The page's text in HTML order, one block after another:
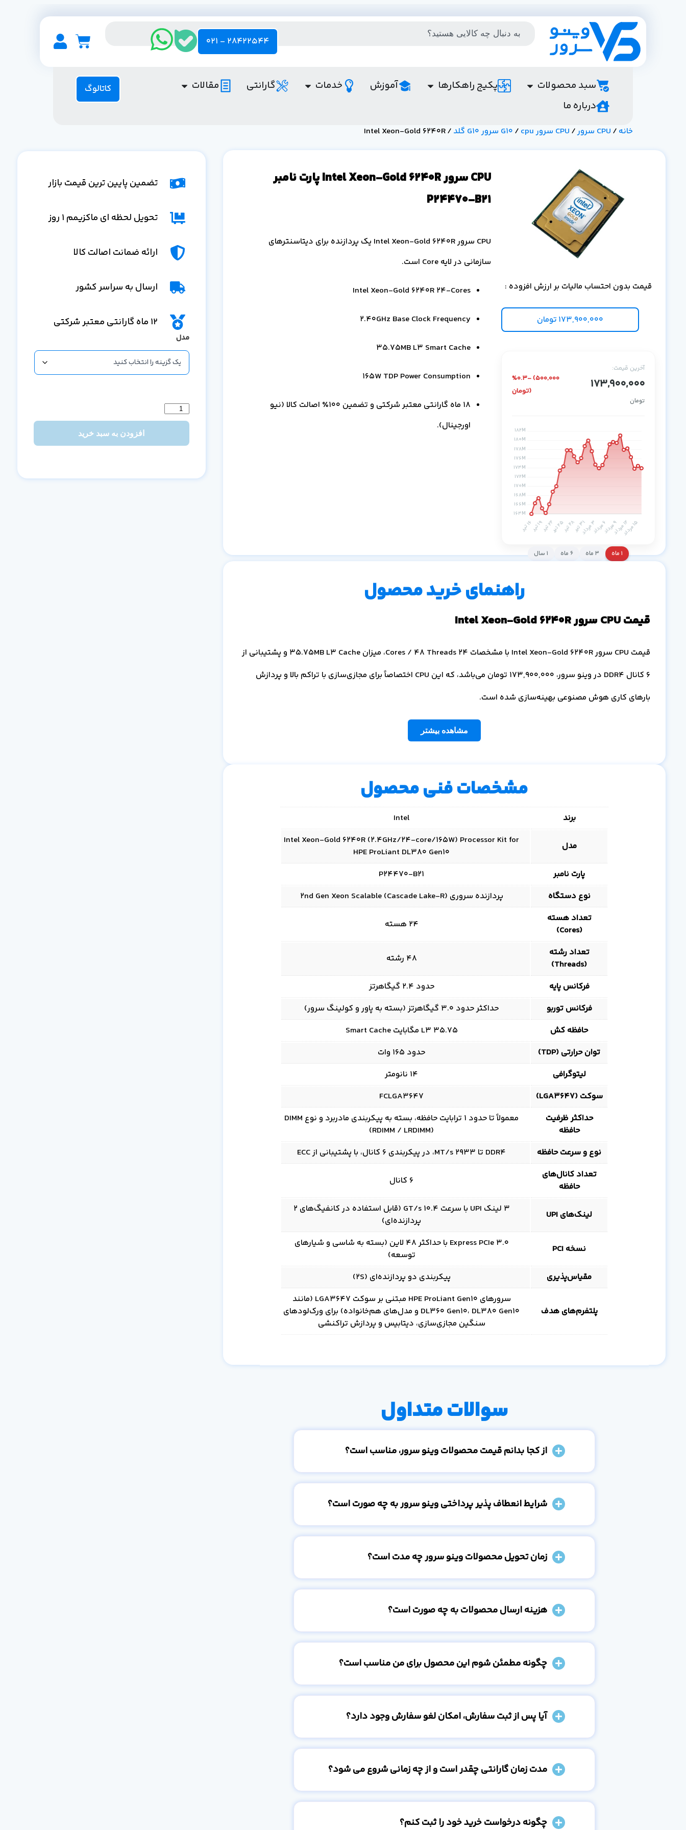
28422544 - 021
سبد محصولات پکیج راهکارها آموزش خدمات گارانتی
مقالات
درباره ما
کاتالوگ
خانه / CPU سرور / CPU سرور G10 / cpu سرور G10 گلد / Intel Xeon-Gold 6240R
قیمت بدون احتساب مالیات بر ارزش افزوده :
173,900,000 تومان
آخرین قیمت:
173,900,000
تومان
%0.3- (500,000
تومان)
۱ ماه ۳ ماه ۶ ماه ۱ سال
CPU سرور Intel Xeon-Gold 6240R پارت نامبر
P24470-B21
CPU سرور Intel Xeon-Gold 6240R یک پردازنده برای دیتاسنترهای
سازمانی در لایه Core است.
Intel Xeon-Gold 6240R 24-Cores
2.40GHz Base Clock Frequency
35.75MB L3 Smart Cache
165W TDP Power Consumption
18 ماه گارانتی معتبر شرکتی و تضمین ۱۰۰٪ اصالت کالا (نیو
اورجینال).
راهنمای خرید محصول
قیمت CPU سرور Intel Xeon-Gold 6240R
قیمت CPU سرور Intel Xeon-Gold 6240R با مشخصات 24 Cores / 48 Threads، میزان 35.75MB L3 Cache و پشتیبانی از
6 کانال DDR4 در وینو سرور،
173,900,000
تومان می‌باشد، که این CPU اختصاصاً برای مجازی‌سازی با تراکم بالا و پردازش
بارهای کاری هوش مصنوعی بهینه‌سازی شده است.
مشاهده بیشتر
مشخصات فنی محصول
برند Intel
مدل
Intel Xeon-Gold 6240R (2.4GHz/24-core/165W) Processor Kit for
HPE ProLiant DL380 Gen10
پارت نامبر
P24470-B21
نوع دستگاه
پردازنده سروری 2nd Gen Xeon Scalable (Cascade Lake-R)
تعداد هسته
(Cores)
24 هسته
تعداد رشته
(Threads)
48 رشته
فرکانس پایه
حدود 2.4 گیگاهرتز
فرکانس توربو
حداکثر حدود 3.0 گیگاهرتز (بسته به پاور و کولینگ سرور)
حافظه کش
L3 35.75 مگابایت Smart Cache
توان حرارتی (TDP)
حدود 165 وات
لیتوگرافی
14 نانومتر
سوکت (LGA3647)
FCLGA3647
حداکثر ظرفیت
حافظه
معمولاً تا حدود 1 ترابایت حافظه، بسته به پیکربندی مادربرد و نوع DIMM
(RDIMM / LRDIMM)
نوع و سرعت حافظه
DDR4 تا 2933 MT/s، در پیکربندی 6 کانال، با پشتیبانی از ECC
تعداد کانال‌های
حافظه
6 کانال
لینک‌های UPI
3 لینک UPI با سرعت 10.4 GT/s (قابل استفاده در کانفیگ‌های 2
پردازنده‌ای)
نسخه PCI
Express PCIe 3.0 با حداکثر 48 لاین (بسته به شاسی و شیارهای
توسعه)
مقیاس‌پذیری
پیکربندی دو پردازنده‌ای (2S)
پلتفرم‌های هدف
سرورهای HPE ProLiant Gen10 مبتنی بر سوکت LGA3647 (مانند
DL360 Gen10، DL380 Gen10 و مدل‌های هم‌خانواده) برای ورک‌لودهای
سنگین مجازی‌سازی، دیتابیس و پردازش تراکنشی
سوالات متداول
از کجا بدانم قیمت محصولات وینو سرور، مناسب است؟
شرایط انعطاف پذیر پرداختی وینو سرور به چه صورت است؟
زمان تحویل محصولات وینو سرور چه مدت است؟
هزینه ارسال محصولات به چه صورت است؟
چگونه مطمئن شوم این محصول برای من مناسب است؟
آیا پس از ثبت سفارش، امکان لغو سفارش وجود دارد؟
مدت زمان گارانتی چقدر است و از چه زمانی شروع می شود؟
چگونه درخواست خرید خود را ثبت کنم؟
تضمین پایین ترین قیمت بازار
تحویل لحظه ای ماکزیمم 1 روز
ارائه ضمانت اصالت کالا
ارسال به سراسر کشور
12 ماه گارانتی معتبر شرکتی
مدل
افزودن به سبد خرید